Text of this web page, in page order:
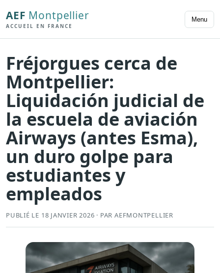
AEF Montpellier
ACCUEIL EN FRANCE
Menu
Fréjorgues cerca de
Montpellier:
Liquidación judicial de
la escuela de aviación
Airways (antes Esma),
un duro golpe para
estudiantes y
empleados
PUBLIÉ LE 18 JANVIER 2026 · PAR AEFMONTPELLIER